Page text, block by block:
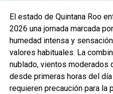
Recibe las
Únete al canal
y
importantes de
Unirme al
El estado de Quintana Roo
2026 una jornada marcada
humedad intensa y
valores habituales. La
nublado, vientos moderados
desde primeras horas del
requieren precaución para la